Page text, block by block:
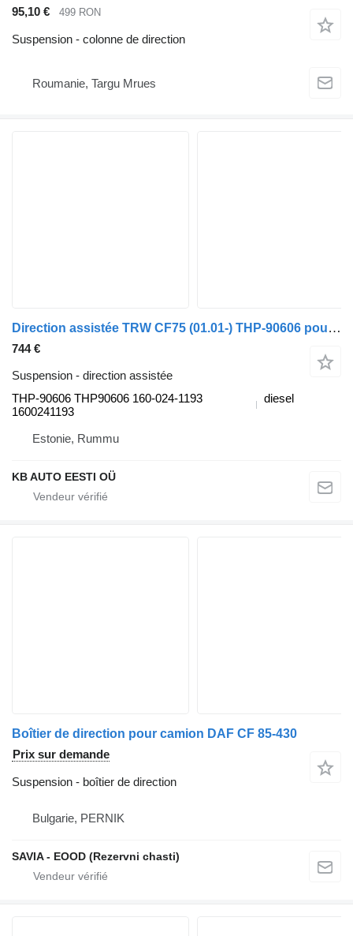
95,10 € 499 RON
Suspension - colonne de direction
Roumanie, Targu Mrues
Direction assistée TRW CF75 (01.01-) THP-90606 pour camion DAF LF45, LF55, LF180, CF65, CF75, CF85 (2001-)
744 €
Suspension - direction assistée
THP-90606 THP90606 160-024-1193
1600241193
diesel
Estonie, Rummu
KB AUTO EESTI OÜ
Boîtier de direction pour camion DAF CF 85-430
Prix sur demande
Suspension - boîtier de direction
Bulgarie, PERNIK
SAVIA - EOOD (Rezervni chasti)